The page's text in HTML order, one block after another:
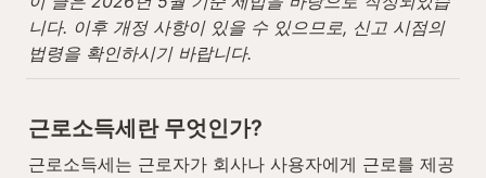
니다. 이후 개정 사항이 있을 수 있으므로, 신고 시점의
법령을 확인하시기 바랍니다.
근로소득세란 무엇인가?
근로소득세는 근로자가 회사나 사용자에게 근로를 제공